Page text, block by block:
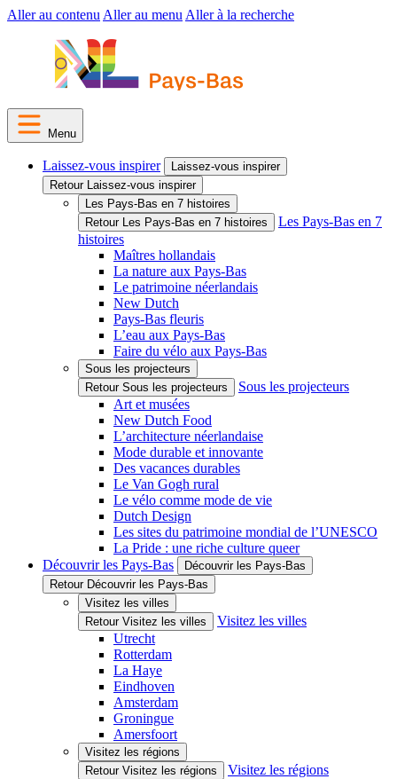
Aller au contenu Aller au menu Aller à la recherche
Menu
Laissez-vous inspirer
Laissez-vous inspirer
Retour Laissez-vous inspirer
Les Pays-Bas en 7 histoires
Retour Les Pays-Bas en 7 histoires
Les Pays-Bas en 7
histoires
Maîtres hollandais
La nature aux Pays-Bas
Le patrimoine néerlandais
New Dutch
Pays-Bas fleuris
L’eau aux Pays-Bas
Faire du vélo aux Pays-Bas
Sous les projecteurs
Retour Sous les projecteurs
Sous les projecteurs
Art et musées
New Dutch Food
L’architecture néerlandaise
Mode durable et innovante
Des vacances durables
Le Van Gogh rural
Le vélo comme mode de vie
Dutch Design
Les sites du patrimoine mondial de l’UNESCO
La Pride : une riche culture queer
Découvrir les Pays-Bas
Découvrir les Pays-Bas
Retour Découvrir les Pays-Bas
Visitez les villes
Retour Visitez les villes
Visitez les villes
Utrecht
Rotterdam
La Haye
Eindhoven
Amsterdam
Groningue
Amersfoort
Visitez les régions
Retour Visitez les régions
Visitez les régions